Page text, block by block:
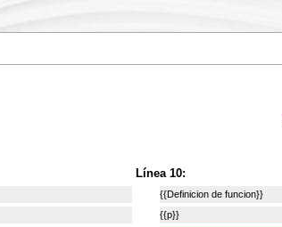
Línea 10:
{{Definicion de funcion}}
{{p}}